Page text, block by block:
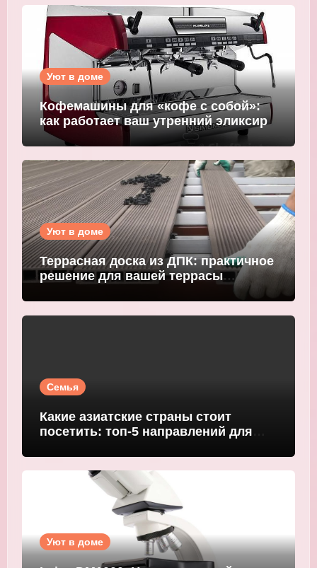
Уют в доме
Кофемашины для «кофе с собой»:
как работает ваш утренний эликсир
Уют в доме
Террасная доска из ДПК: практичное
решение для вашей террасы
Семья
Какие азиатские страны стоит
посетить: топ-5 направлений для
Уют в доме